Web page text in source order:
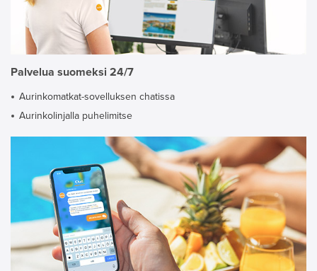
Palvelua suomeksi 24/7
Aurinkomatkat-sovelluksen chatissa
Aurinkolinjalla puhelimitse